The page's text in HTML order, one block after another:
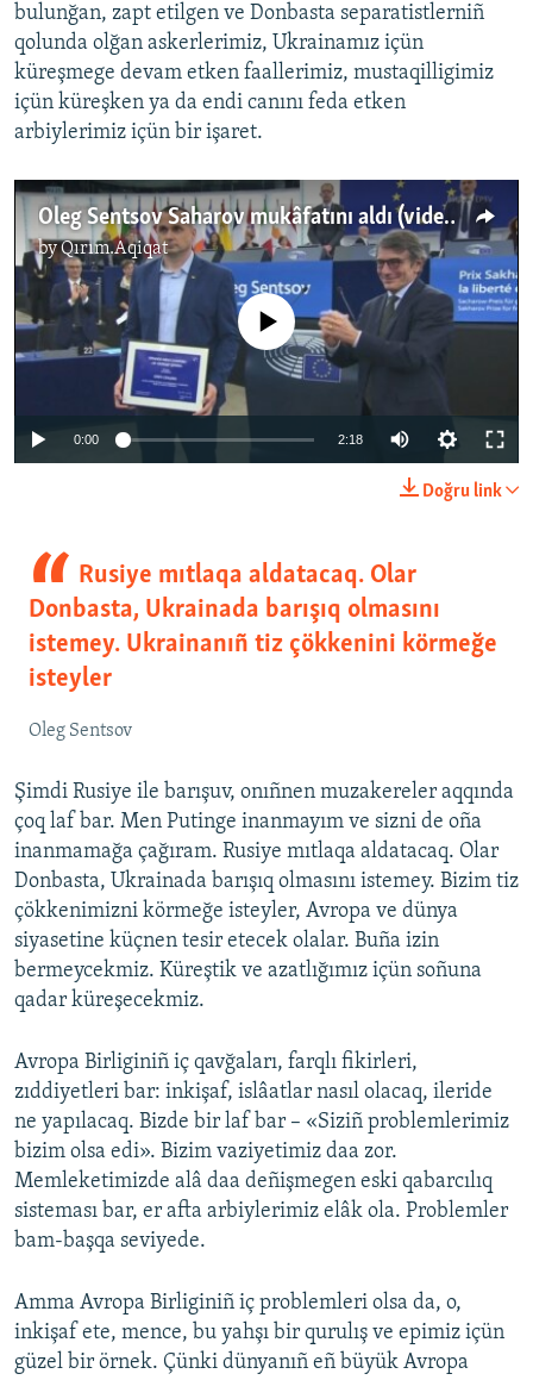
bulunğan, zapt etilgen ve Donbasta separatistlerniñ
qolunda olğan askerlerimiz, Ukrainamız içün
küreşmege devam etken faallerimiz, mustaqilligimiz
içün küreşken ya da endi canını feda etken
arbiylerimiz içün bir işaret.
Oleg Sentsov Saharov mukâfatını aldı (video)
byQırım.Aqiqat
No media source currently available
0:00 2:18
Doğru link
Rusiye mıtlaqa aldatacaq. Olar
Donbasta, Ukrainada barışıq olmasını
istemey. Ukrainanıñ tiz çökkenini körmeğe
isteyler
Oleg Sentsov
Şimdi Rusiye ile barışuv, onıñnen muzakereler aqqında
çoq laf bar. Men Putinge inanmayım ve sizni de oña
inanmamağa çağıram. Rusiye mıtlaqa aldatacaq. Olar
Donbasta, Ukrainada barışıq olmasını istemey. Bizim tiz
çökkenimizni körmeğe isteyler, Avropa ve dünya
siyasetine küçnen tesir etecek olalar. Buña izin
bermeycekmiz. Küreştik ve azatlığımız içün soñuna
qadar küreşecekmiz.
Avropa Birliginiñ iç qavğaları, farqlı fikirleri,
zıddiyetleri bar: inkişaf, islâatlar nasıl olacaq, ileride
ne yapılacaq. Bizde bir laf bar – «Siziñ problemlerimiz
bizim olsa edi». Bizim vaziyetimiz daa zor.
Memleketimizde alâ daa deñişmegen eski qabarcılıq
sisteması bar, er afta arbiylerimiz elâk ola. Problemler
bam-başqa seviyede.
Amma Avropa Birliginiñ iç problemleri olsa da, o,
inkişaf ete, mence, bu yahşı bir qurulış ve epimiz içün
güzel bir örnek. Çünki dünyanıñ eñ büyük Avropa